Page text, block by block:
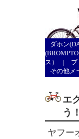
ダホン
ス）
| ブ
その他メ
エ
う！
ヤフー